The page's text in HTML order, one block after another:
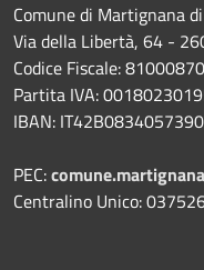
Comune di Martignana
Via della Libertà, 64 -
Codice Fiscale:
Partita IVA:
IBAN:
PEC:
Centralino Unico: